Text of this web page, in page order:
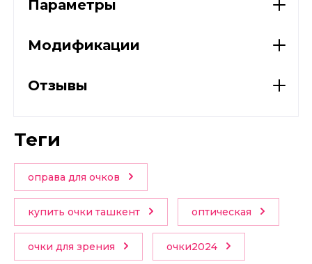
Параметры
Модификации
Отзывы
теги
оправа для очков
купить очки ташкент оптическая
очки для зрения очки2024